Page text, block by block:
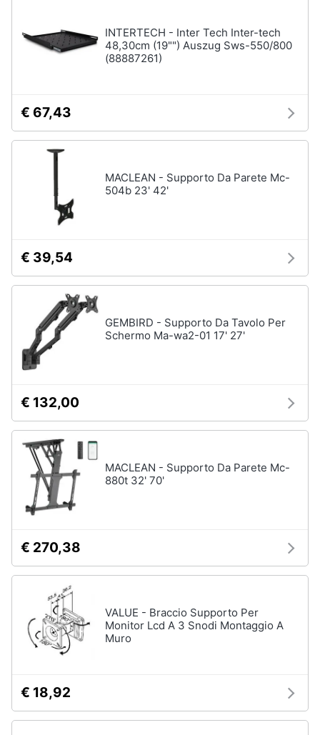
INTERTECH - Inter Tech Inter-tech
48,30cm (19"") Auszug Sws-550/800
(88887261)
€ 67,43
MACLEAN - Supporto Da Parete Mc-
504b 23' 42'
€ 39,54
GEMBIRD - Supporto Da Tavolo Per
Schermo Ma-wa2-01 17' 27'
€ 132,00
MACLEAN - Supporto Da Parete Mc-
880t 32' 70'
€ 270,38
VALUE - Braccio Supporto Per
Monitor Lcd A 3 Snodi Montaggio A
Muro
€ 18,92